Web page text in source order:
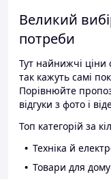
Великий
потреби
Тут найнижчі ціни
так кажуть самі
Порівнюйте
відгуки з фото і
Топ категорій за
Техніка й
Товари для дому